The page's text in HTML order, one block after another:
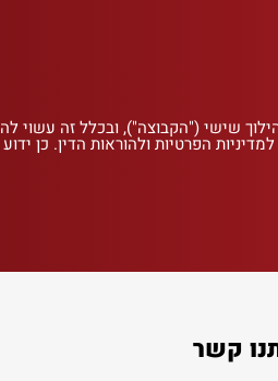
שישי ("הקבוצה"), ובכלל זה
הפרטיות ולהוראות הדין. כן
קשר